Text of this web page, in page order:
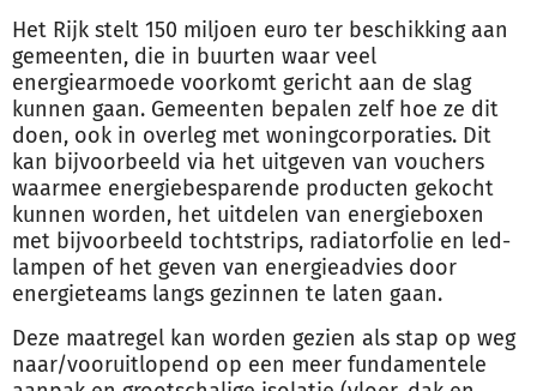
Het Rijk stelt 150 miljoen euro ter beschikking aan
gemeenten, die in buurten waar veel
energiearmoede voorkomt gericht aan de slag
kunnen gaan. Gemeenten bepalen zelf hoe ze dit
doen, ook in overleg met woningcorporaties. Dit
kan bijvoorbeeld via het uitgeven van vouchers
waarmee energiebesparende producten gekocht
kunnen worden, het uitdelen van energieboxen
met bijvoorbeeld tochtstrips, radiatorfolie en led-
lampen of het geven van energieadvies door
energieteams langs gezinnen te laten gaan.
Deze maatregel kan worden gezien als stap op weg
naar/vooruitlopend op een meer fundamentele